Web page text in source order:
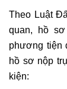
Theo Luật
quan, hồ
phương tiện
hồ sơ nộp
kiện: